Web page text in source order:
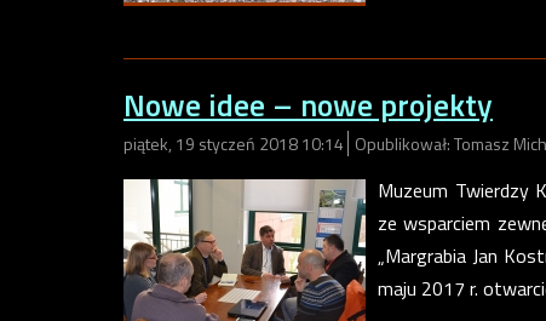
Nowe idee – nowe projekty
piątek, 19 styczeń 2018 10:14 Opublikował: Tomasz
Muzeum Twierdzy
ze wsparciem
„Margrabia Jan
maju 2017 r.